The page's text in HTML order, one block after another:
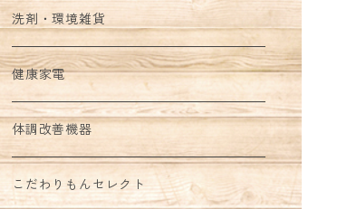
洗剤・環境雑貨
健康家電
体調改善機器
こだわりもんセレクト